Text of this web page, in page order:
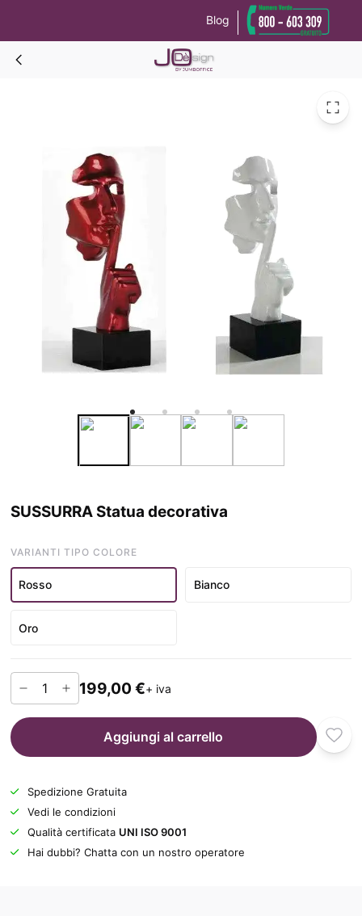
Blog
SUSSURRA Statua decorativa
SUSSURRA Statua decorativa
VARIANTI TIPO COLORE
Rosso Bianco
Oro
199,00 €+ iva
Aggiungi al carrello
Spedizione Gratuita
Vedi le condizioni
Qualità certificata UNI ISO 9001
Hai dubbi? Chatta con un nostro operatore
Informativa sulla raccolta
Le tue preferenze relative alla privacy